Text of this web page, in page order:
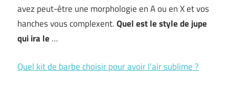
avez peut-être une morphologie en A ou en X et vos
hanches vous complexent.Quel est le style de jupe
qui ira le …
Quel kit de barbe choisir pour avoir l’air sublime ?